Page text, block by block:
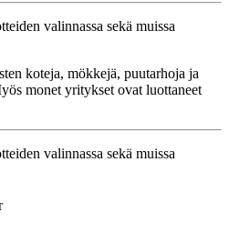
valinnassa sekä muissa
koteja, mökkejä, puutarhoja ja
monet yritykset ovat luottaneet
valinnassa sekä muissa